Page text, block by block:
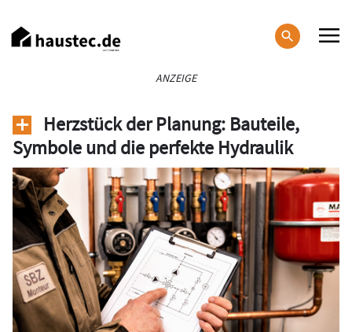
zum
Inhalt
ANZEIGE
Herzstück der Planung: Bauteile,
Symbole und die perfekte Hydraulik